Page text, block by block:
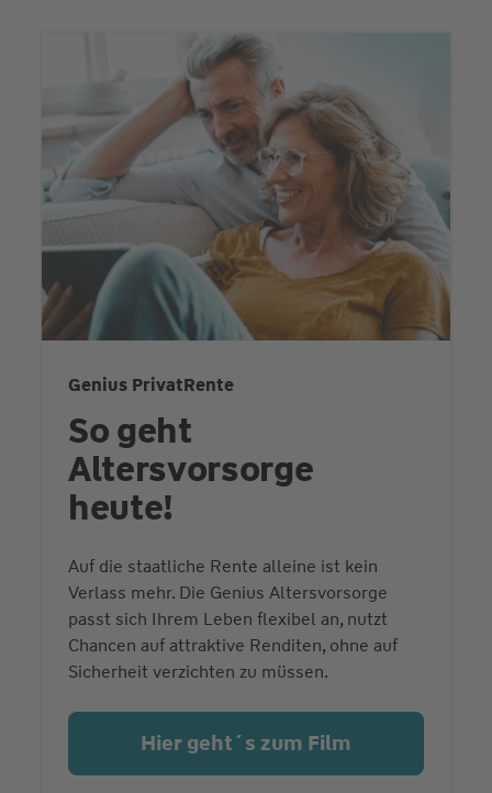
Genius PrivatRente
So geht
Altersvorsorge
heute!
Auf die staatliche Rente alleine ist kein
Verlass mehr. Die Genius Altersvorsorge
passt sich Ihrem Leben flexibel an, nutzt
Chancen auf attraktive Renditen, ohne auf
Sicherheit verzichten zu müssen.
Hier geht´s zum Film